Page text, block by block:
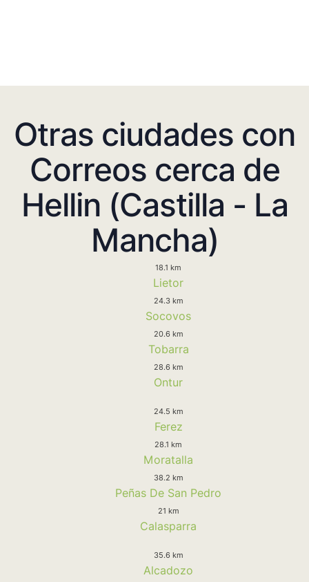
Otras ciudades con
Correos cerca de
Hellin (Castilla - La
Mancha)
18.1 km
Lietor
24.3 km
Socovos
20.6 km
Tobarra
28.6 km
Ontur
24.5 km
Ferez
28.1 km
Moratalla
38.2 km
Peñas De San Pedro
21 km
Calasparra
35.6 km
Alcadozo